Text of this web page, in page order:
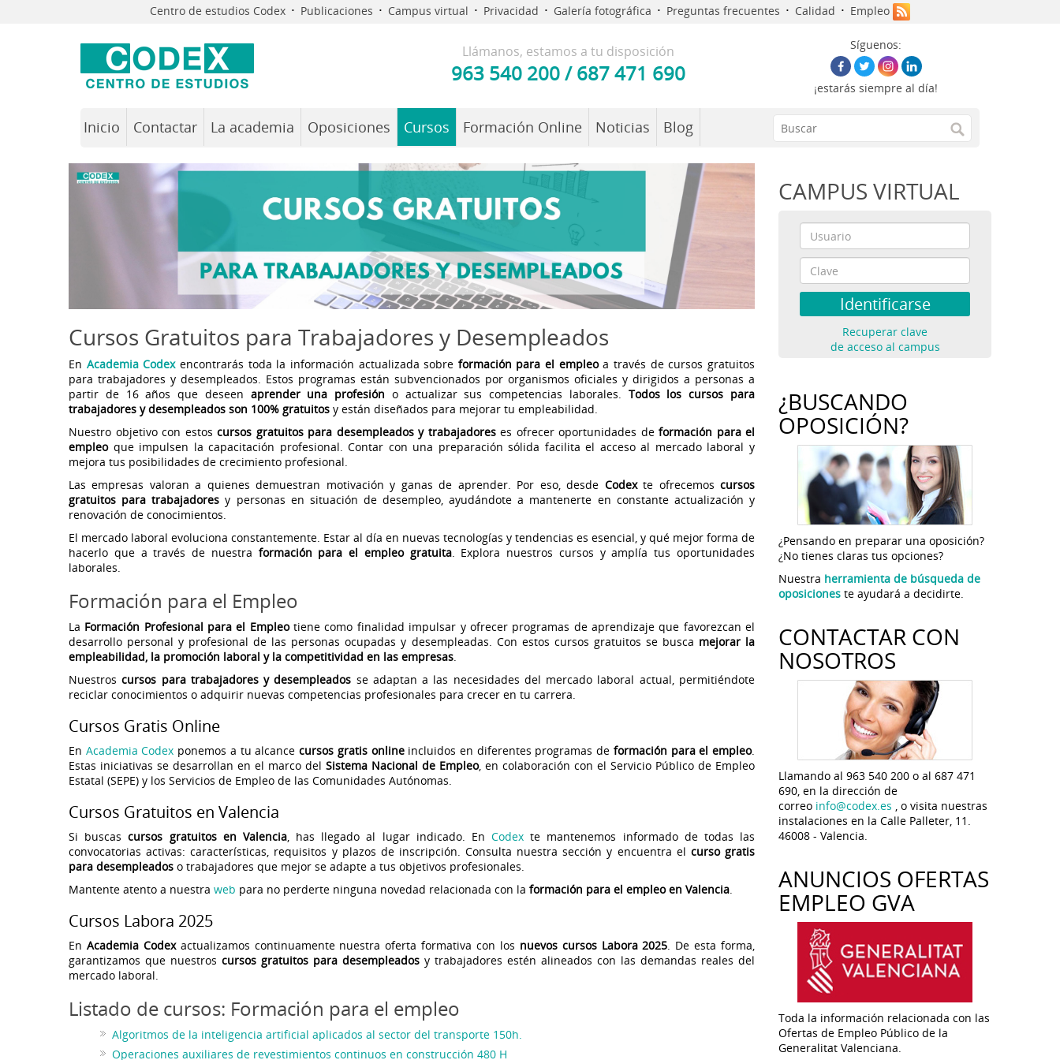
Centro de estudios Codex · Publicaciones · Campus virtual · Privacidad · Galería fotográfica · Preguntas frecuentes · Calidad · Empleo
Llámanos, estamos a tu disposición
963 540 200/687 471 690
Síguenos:
¡estarás siempre al día!
Inicio Contactar La academia Oposiciones Cursos Formación Online Noticias Blog
Cursos Gratuitos para Trabajadores y Desempleados
En Academia Codexencontrarás toda la información actualizada sobre formación para el empleoa través de cursos gratuitos
para trabajadores y desempleados. Estos programas están subvencionados por organismos oficiales y dirigidos a personas a
partir de 16 años que deseen aprender una profesión o actualizar sus competencias laborales. Todos los cursos para
trabajadores y desempleados son 100% gratuitos y están diseñados para mejorar tu empleabilidad.
Nuestro objetivo con estos cursos gratuitos para desempleados y trabajadoreses ofrecer oportunidades de formación para el
empleoque impulsen la capacitación profesional. Contar con una preparación sólida facilita el acceso al mercado laboral y
mejora tus posibilidades de crecimiento profesional.
Las empresas valoran a quienes demuestran motivación y ganas de aprender. Por eso, desde Codexte ofrecemoscursos
gratuitos para trabajadores y personas en situación de desempleo, ayudándote a mantenerte en constante actualización y
renovación de conocimientos.
El mercado laboral evoluciona constantemente. Estar al día en nuevas tecnologías y tendencias es esencial, y qué mejor forma de
hacerlo que a través de nuestra formación para el empleo gratuita. Explora nuestros cursos y amplía tus oportunidades
laborales.
Formación para el Empleo
La Formación Profesional para el Empleotiene como finalidad impulsar y ofrecer programas de aprendizaje que favorezcan el
desarrollo personal y profesional de las personas ocupadas y desempleadas. Con estos cursos gratuitos se busca mejorar la
empleabilidad, la promoción laboral y la competitividad en las empresas.
Nuestroscursos para trabajadores y desempleados se adaptan a las necesidades del mercado laboral actual, permitiéndote
reciclar conocimientos o adquirir nuevas competencias profesionales para crecer en tu carrera.
Cursos Gratis Online
En Academia Codex ponemos a tu alcancecursos gratis onlineincluidos en diferentes programas de formación para el empleo.
Estas iniciativas se desarrollan en el marco del Sistema Nacional de Empleo, en colaboración con el Servicio Público de Empleo
Estatal (SEPE) y los Servicios de Empleo de las Comunidades Autónomas.
Cursos Gratuitos en Valencia
Si buscascursos gratuitos en Valencia, has llegado al lugar indicado. EnCodex te mantenemos informado de todas las
convocatorias activas: características, requisitos y plazos de inscripción. Consulta nuestra sección y encuentra el curso gratis
para desempleados o trabajadores que mejor se adapte a tus objetivos profesionales.
Mantente atento a nuestra web para no perderte ninguna novedad relacionada con la formación para el empleo en Valencia.
Cursos Labora 2025
En Academia Codexactualizamos continuamente nuestra oferta formativa con los nuevos cursos Labora 2025. De esta forma,
garantizamos que nuestros cursos gratuitos para desempleados y trabajadores estén alineados con las demandas reales del
mercado laboral.
Listado de cursos: Formación para el empleo
Algoritmos de la inteligencia artificial aplicados al sector del transporte 150h.
Operaciones auxiliares de revestimientos continuos en construcción 480 H
CAMPUS VIRTUAL
Recuperar clave
de acceso al campus
¿BUSCANDO
OPOSICIÓN?
¿Pensando en preparar una oposición?
¿No tienes claras tus opciones?
Nuestra herramienta de búsqueda de
oposiciones te ayudará a decidirte.
CONTACTAR CON
NOSOTROS
Llamando al 963 540 200 o al 687 471
690, en la dirección de
correo info@codex.es , o visita nuestras
instalaciones en la Calle Palleter, 11.
46008 - Valencia.
ANUNCIOS OFERTAS
EMPLEO GVA
Toda la información relacionada con las
Ofertas de Empleo Público de la
Generalitat Valenciana.